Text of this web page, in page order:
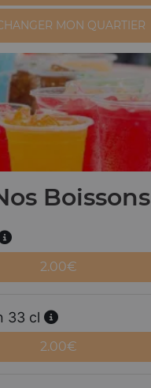
MON QUARTIER
Boissons
2.00€
33 cl
2.00€